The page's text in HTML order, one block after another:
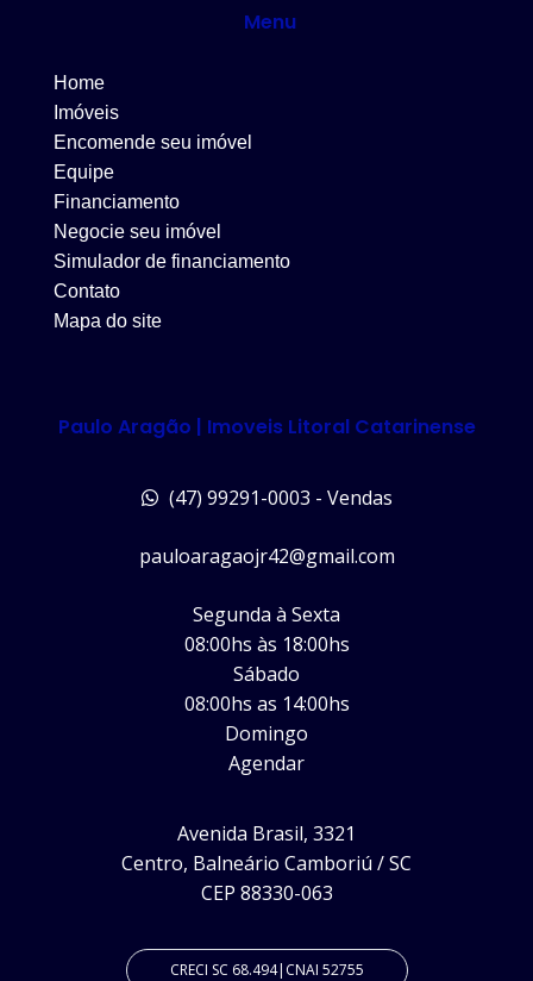
Menu
Home
Imóveis
Encomende seu imóvel
Equipe
Financiamento
Negocie seu imóvel
Simulador de financiamento
Contato
Mapa do site
Paulo Aragão | Imoveis Litoral Catarinense
(47) 99291-0003 - Vendas
pauloaragaojr42@gmail.com
Segunda à Sexta
08:00hs às 18:00hs
Sábado
08:00hs as 14:00hs
Domingo
Agendar
Avenida Brasil, 3321
Centro, Balneário Camboriú / SC
CEP 88330-063
CRECI SC 68.494|CNAI 52755